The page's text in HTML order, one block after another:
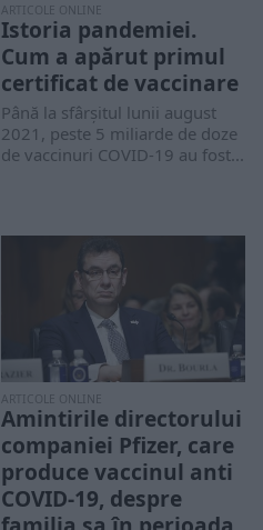
ARTICOLE ONLINE
Istoria pandemiei.
Cum a apărut primul
certificat de vaccinare
Până la sfârșitul lunii august
2021, peste 5 miliarde de doze
de vaccinuri COVID-19 au fost...
ARTICOLE ONLINE
Amintirile directorului
companiei Pfizer, care
produce vaccinul anti
COVID-19, despre